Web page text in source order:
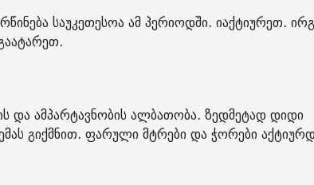
საუკეთესოა ამ პერიოდში. იაქტიურეთ.
ამპარტავნობის ალბათობა. ზედმეტად დიდი
გიქმნით. ფარული მტრები და ჭორები